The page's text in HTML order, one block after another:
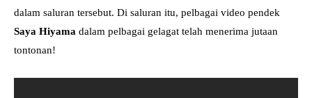
dalam saluran tersebut. Di saluran itu, pelbagai video pendek
Saya Hiyama dalam pelbagai gelagat telah menerima jutaan
tontonan!